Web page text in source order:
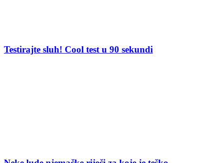
Testirajte sluh! Cool test u 90 sekundi